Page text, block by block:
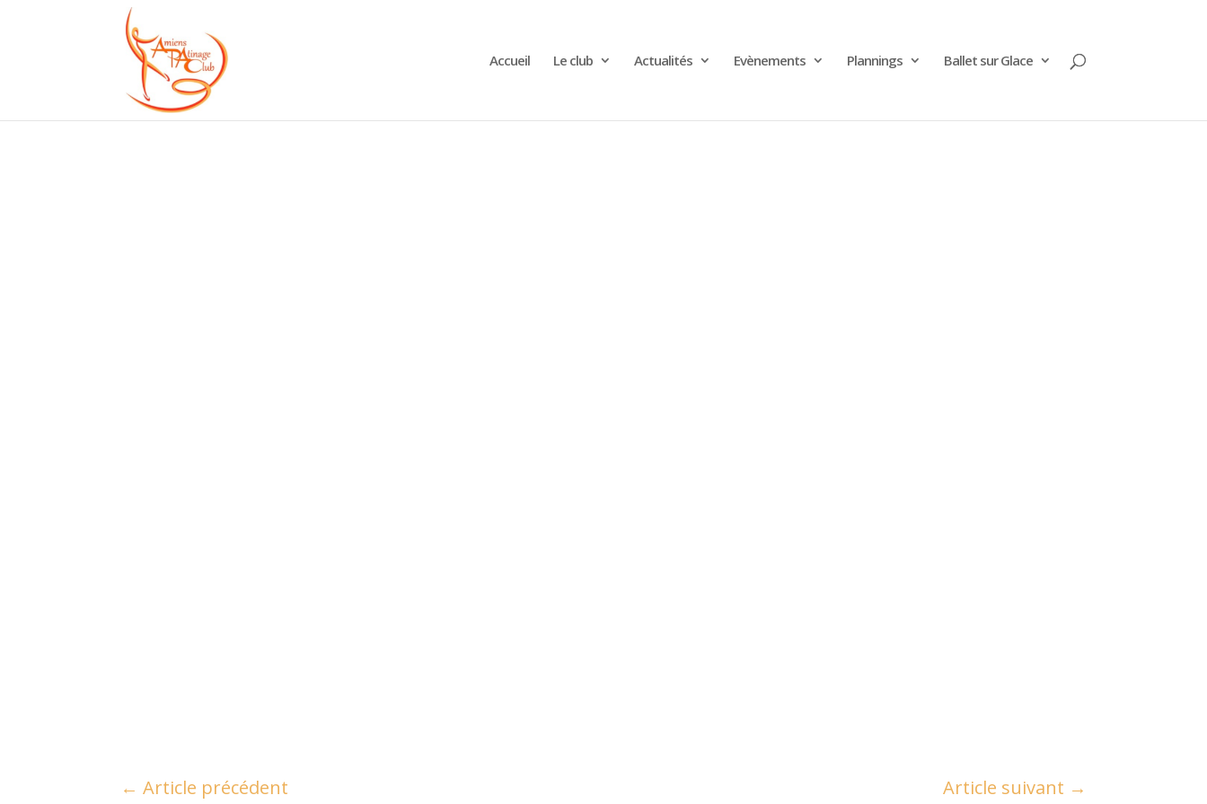
Accueil Le club Actualités Evènements Plannings Ballet sur Glace
←Article précédent Article suivant →